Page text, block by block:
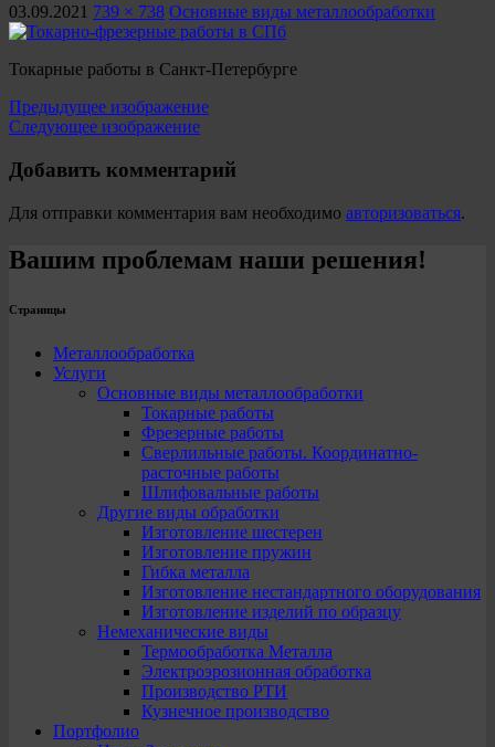
03.09.2021 739 × 738 Основные виды металлообработки
Токарные работы в Санкт-Петербурге
Предыдущее изображение
Следующее изображение
Добавить комментарий
Для отправки комментария вам необходимо авторизоваться.
Вашим проблемам наши решения!
Страницы
Металлообработка
Услуги
Основные виды металлообработки
Токарные работы
Фрезерные работы
Сверлильные работы. Координатно-
расточные работы
Шлифовальные работы
Другие виды обработки
Изготовление шестерен
Изготовление пружин
Гибка металла
Изготовление нестандартного оборудования
Изготовление изделий по образцу
Немеханические виды
Термообработка Металла
Электроэрозионная обработка
Производство РТИ
Кузнечное производство
Портфолио